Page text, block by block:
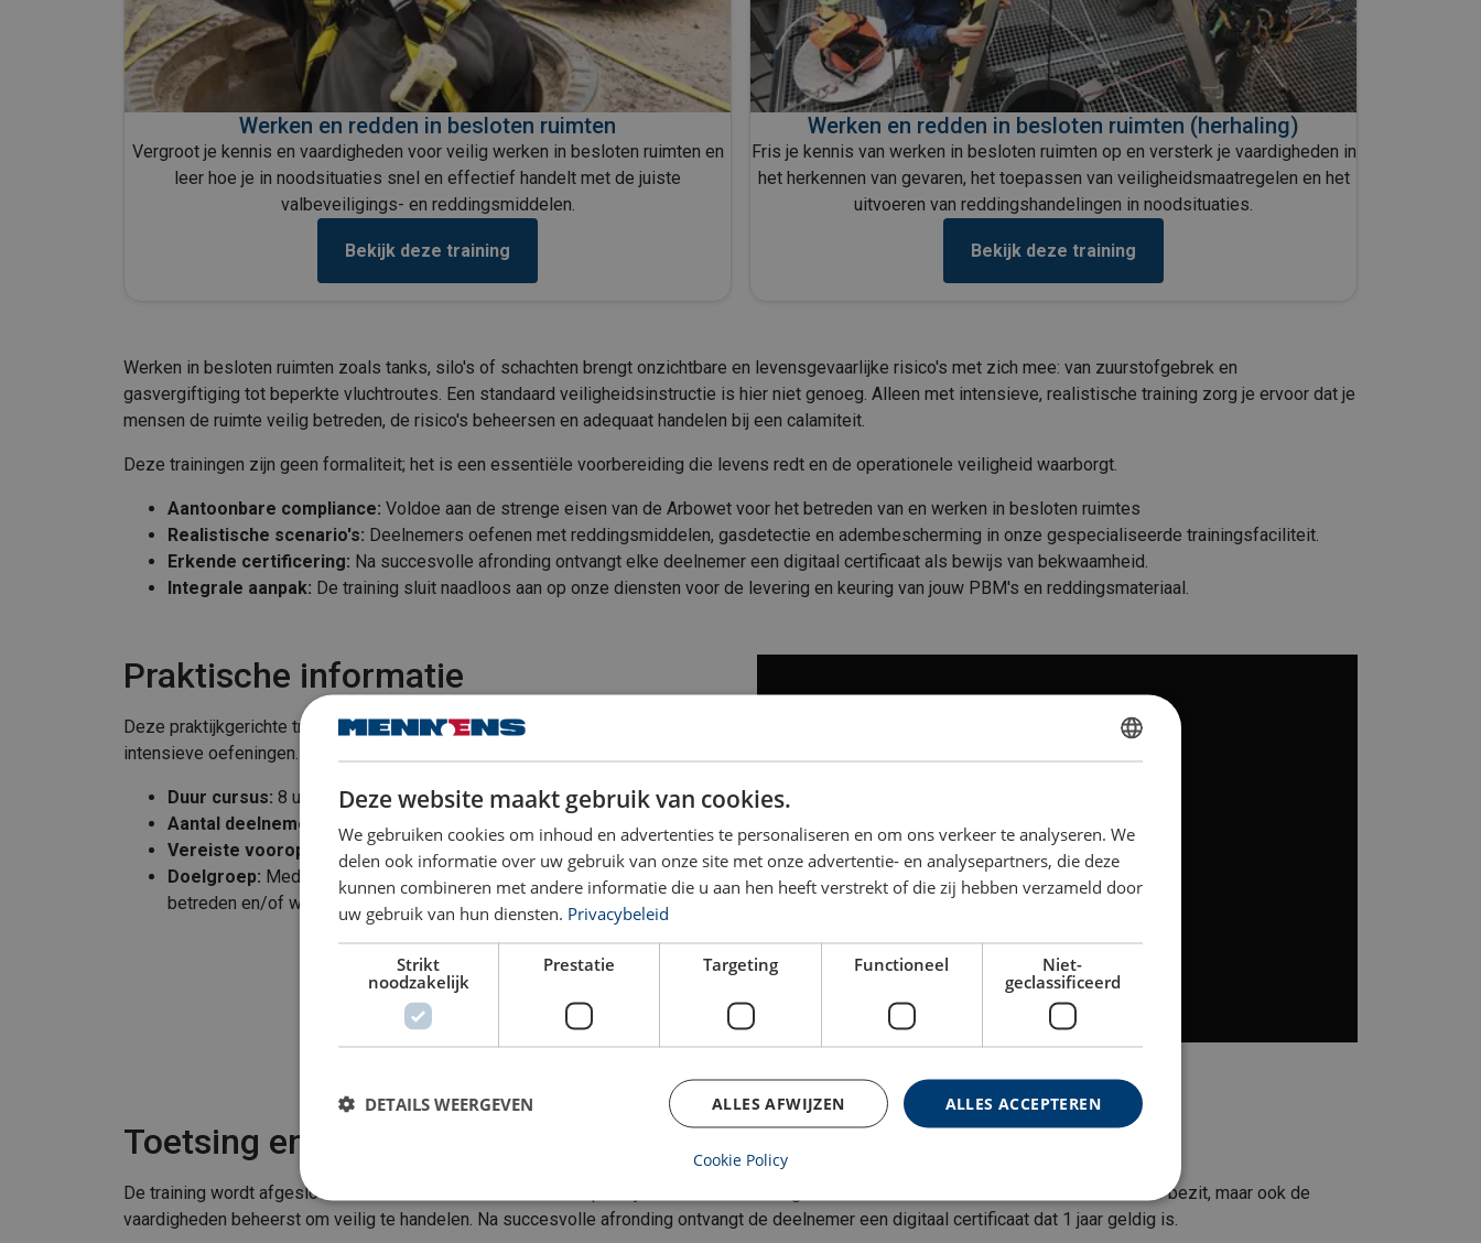
Werken en redden in besloten ruimten
Vergroot je kennis en vaardigheden voor veilig werken in besloten ruimten en
leer hoe je in noodsituaties snel en effectief handelt met de juiste
valbeveiligings- en reddingsmiddelen.
Bekijk deze training
Werken en redden in besloten ruimten (herhaling)
Fris je kennis van werken in besloten ruimten op en versterk je vaardigheden in
het herkennen van gevaren, het toepassen van veiligheidsmaatregelen en het
uitvoeren van reddingshandelingen in noodsituaties.
Bekijk deze training
Werken in besloten ruimten zoals tanks, silo's of schachten brengt onzichtbare en levensgevaarlijke risico's met zich mee: van zuurstofgebrek en
gasvergiftiging tot beperkte vluchtroutes. Een standaard veiligheidsinstructie is hier niet genoeg. Alleen met intensieve, realistische training zorg je ervoor dat je
mensen de ruimte veilig betreden, de risico's beheersen en adequaat handelen bij een calamiteit.
Deze trainingen zijn geen formaliteit; het is een essentiële voorbereiding die levens redt en de operationele veiligheid waarborgt.
Aantoonbare compliance: Voldoe aan de strenge eisen van de Arbowet voor het betreden van en werken in besloten ruimtes
Realistische scenario's: Deelnemers oefenen met reddingsmiddelen, gasdetectie en adembescherming in onze gespecialiseerde trainingsfaciliteit.
Erkende certificering: Na succesvolle afronding ontvangt elke deelnemer een digitaal certificaat als bewijs van bekwaamheid.
Integrale aanpak: De training sluit naadloos aan op onze diensten voor de levering en keuring van jouw PBM's en reddingsmateriaal.
Praktische informatie
Deze praktijkgerichte training van één dag combineert essentiële theorie met
intensieve oefeningen.
Duur cursus: 8 uur, inclusief lunch
Aantal deelnemers:
Maximaal 6
Vereiste vooropleiding:Geen
Doelgroep: Medewerkers die regelmatig besloten ruimten moeten
betreden en/of werkzaamheden moeten uitvoeren in besloten ruimten
Toetsing en certificering
De training wordt afgesloten met zowel een theorie- als een praktijktoets. Hiermee borgen we dat elke deelnemer niet alleen de kennis bezit, maar ook de
vaardigheden beheerst om veilig te handelen. Na succesvolle afronding ontvangt de deelnemer een digitaal certificaat dat 1 jaar geldig is.
DUTCH
Deze website maakt gebruik van cookies.
We gebruiken cookies om inhoud en advertenties te personaliseren en om ons verkeer te analyseren. We
delen ook informatie over uw gebruik van onze site met onze advertentie- en analysepartners, die deze
kunnen combineren met andere informatie die u aan hen heeft verstrekt of die zij hebben verzameld door
uw gebruik van hun diensten. Privacybeleid
Strikt
noodzakelijk
Prestatie Targeting Functioneel
Niet-
geclassificeerd
ALLES ACCEPTEREN
ALLES AFWIJZEN
DETAILS WEERGEVEN
Cookie Policy